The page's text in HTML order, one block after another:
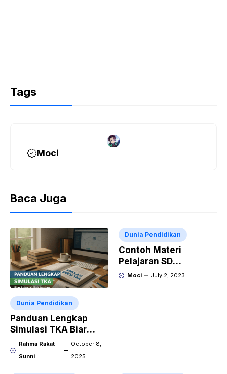
Tags
Moci
Baca Juga
Dunia Pendidikan
Panduan Lengkap
Simulasi TKA Biar
Lolos Kuliah Impian
Rahma Rakat
Sunni
October 8,
2025
Dunia Pendidikan
Contoh Materi
Pelajaran SD
Membaca dan Menulis
Moci July 2, 2023